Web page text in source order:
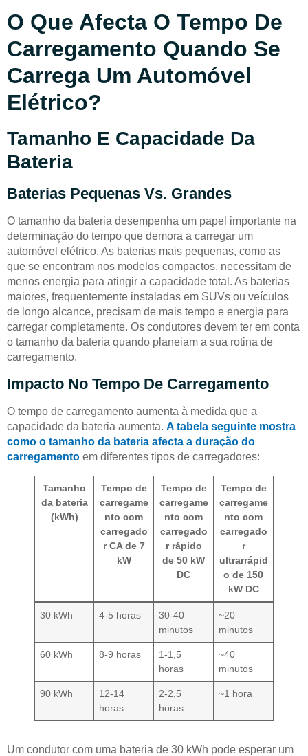
O Que Afecta O Tempo De
Carregamento Quando Se
Carrega Um Automóvel
Elétrico?
Tamanho E Capacidade Da
Bateria
Baterias Pequenas Vs. Grandes
O tamanho da bateria desempenha um papel importante na
determinação do tempo que demora a carregar um
automóvel elétrico. As baterias mais pequenas, como as
que se encontram nos modelos compactos, necessitam de
menos energia para atingir a capacidade total. As baterias
maiores, frequentemente instaladas em SUVs ou veículos
de longo alcance, precisam de mais tempo e energia para
carregar completamente. Os condutores devem ter em conta
o tamanho da bateria quando planeiam a sua rotina de
carregamento.
Impacto No Tempo De Carregamento
O tempo de carregamento aumenta à medida que a
capacidade da bateria aumenta. A tabela seguinte mostra
como o tamanho da bateria afecta a duração do
carregamento em diferentes tipos de carregadores:
Tamanho
da bateria
(kWh)
Tempo de
carregame
nto com
carregado
r CA de 7
kW
Tempo de
carregame
nto com
carregado
r rápido
de 50 kW
DC
Tempo de
carregame
nto com
carregado
r
ultrarrápid
o de 150
kW DC
30 kWh 4-5 horas
30-40
minutos
~20
minutos
60 kWh 8-9 horas
1-1,5
horas
~40
minutos
90 kWh
12-14
horas
2-2,5
horas
~1 hora
Um condutor com uma bateria de 30 kWh pode esperar um